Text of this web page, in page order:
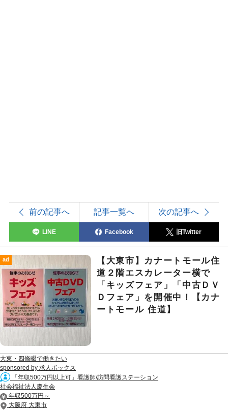
前の記事へ 記事一覧へ 次の記事へ
LINE Facebook 旧Twitter
ad
【大東市】カナートモール住
道２階エスカレーター横で
「キッズフェア」「中古ＤＶ
Ｄフェア」を開催中！【カナ
ートモール 住道】
大東・四條畷で働きたい
sponsored by 求人ボックス
「年収500万円以上可」看護師/訪問看護ステーション
社会福祉法人慶生会
年収500万円～
大阪府 大東市